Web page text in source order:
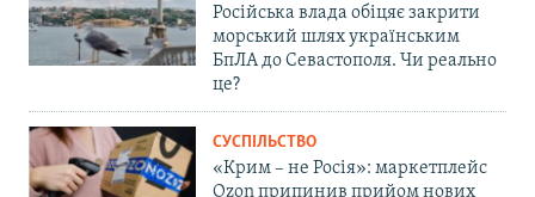
Російська влада обіцяє закрити
морський шлях українським
БпЛА до Севастополя. Чи реально
це?
СУСПІЛЬСТВО
«Крим – не Росія»: маркетплейс
Ozon припинив прийом нових